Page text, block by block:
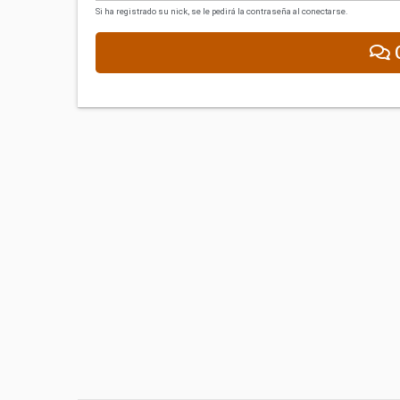
Si ha registrado su nick, se le pedirá la contraseña al conectarse.